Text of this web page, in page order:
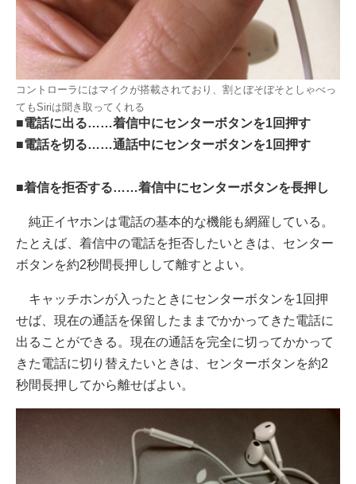
コントローラにはマイクが搭載されており、割とぼそぼそとしゃべっ
てもSiriは聞き取ってくれる
■電話に出る……着信中にセンターボタンを1回押す
■電話を切る……通話中にセンターボタンを1回押す
■着信を拒否する……着信中にセンターボタンを長押し
純正イヤホンは電話の基本的な機能も網羅している。
たとえば、着信中の電話を拒否したいときは、センター
ボタンを約2秒間長押しして離すとよい。
キャッチホンが入ったときにセンターボタンを1回押
せば、現在の通話を保留したままでかかってきた電話に
出ることができる。現在の通話を完全に切ってかかって
きた電話に切り替えたいときは、センターボタンを約2
秒間長押してから離せばよい。